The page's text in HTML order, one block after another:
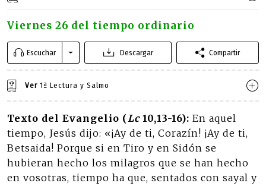
Viernes 26 del tiempo ordinario
Escuchar Descargar Compartir
Ver 1ª Lectura y Salmo
Texto del Evangelio (Lc10,13-16): En aquel
tiempo, Jesús dijo: «¡Ay de ti, Corazín! ¡Ay de ti,
Betsaida! Porque si en Tiro y en Sidón se
hubieran hecho los milagros que se han hecho
en vosotras, tiempo ha que, sentados con sayal y